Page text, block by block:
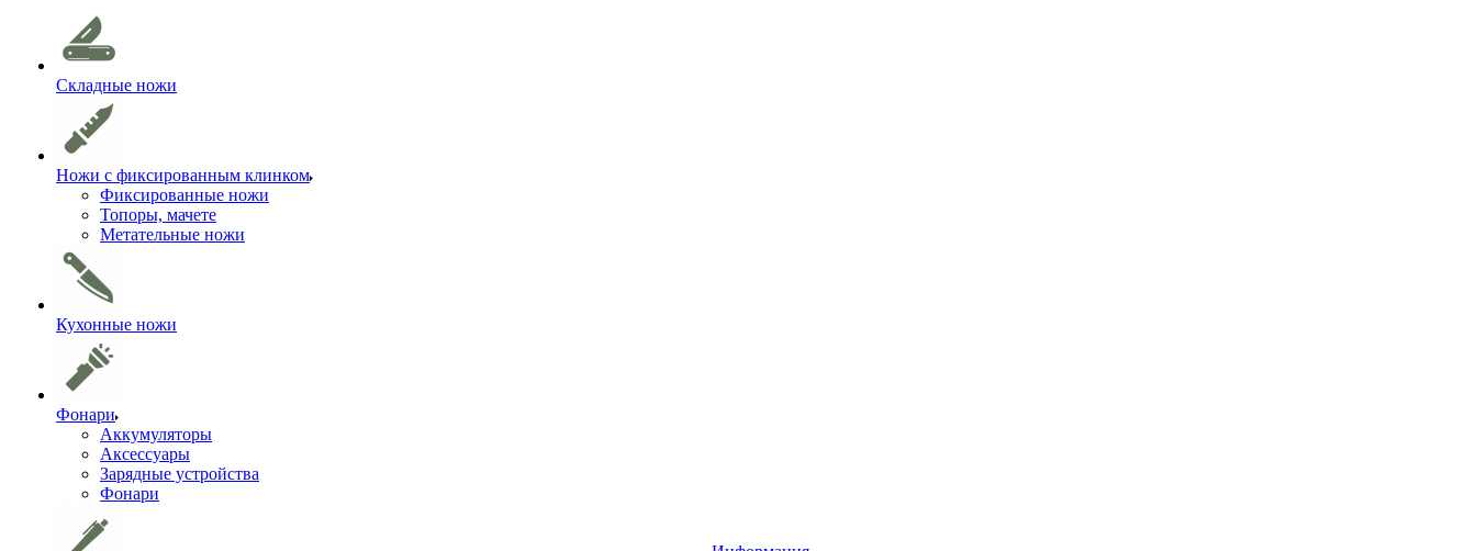
Складные ножи
Ножи с фиксированным клинком
Фиксированные ножи
Топоры, мачете
Метательные ножи
Кухонные ножи
Фонари
Аккумуляторы
Аксессуары
Зарядные устройства
Фонари